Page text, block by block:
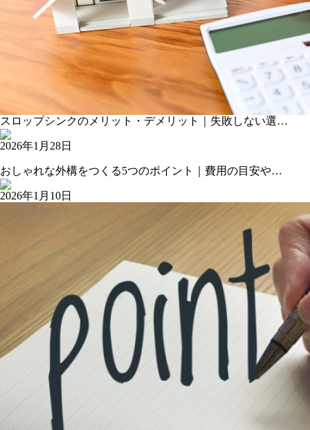
スロップシンクのメリット・デメリット｜失敗しない選…
2026年1月28日
おしゃれな外構をつくる5つのポイント｜費用の目安や…
2026年1月10日